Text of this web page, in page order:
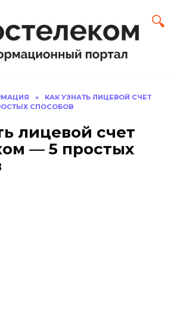
»
КАК УЗНАТЬ ЛИЦЕВОЙ СЧЕТ
СПОСОБОВ
лицевой счет
— 5 простых